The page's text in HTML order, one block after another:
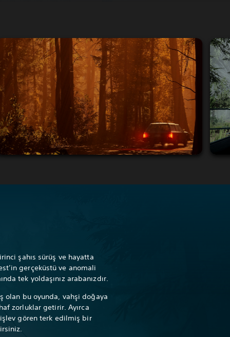
şahıs sürüş ve hayatta
gerçeküstü ve anomali
tek yoldaşınız arabanızdır.
olan bu oyunda, vahşi doğaya
zorluklar getirir. Ayırca
işlev gören terk edilmiş bir